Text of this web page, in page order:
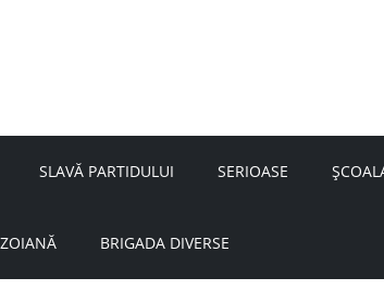
SLAVĂ PARTIDULUI SERIOASE
BRIGADA DIVERSE